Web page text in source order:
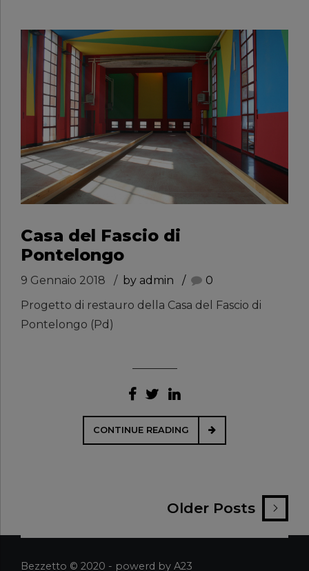
Casa del Fascio di
Pontelongo
9 Gennaio 2018 by admin
0
Progetto di restauro della Casa del Fascio di
Pontelongo (Pd)
CONTINUE READING
Older Posts
Bezzetto © 2020 - powerd by A23